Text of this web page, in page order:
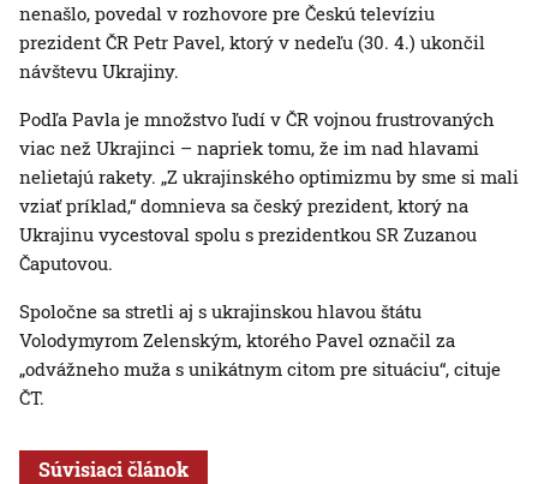
nenašlo, povedal v rozhovore pre Českú televíziu
prezident ČR Petr Pavel, ktorý v nedeľu (30. 4.) ukončil
návštevu Ukrajiny.
Podľa Pavla je množstvo ľudí v ČR vojnou frustrovaných
viac než Ukrajinci – napriek tomu, že im nad hlavami
nelietajú rakety. „Z ukrajinského optimizmu by sme si mali
vziať príklad,“ domnieva sa český prezident, ktorý na
Ukrajinu vycestoval spolu s prezidentkou SR Zuzanou
Čaputovou.
Spoločne sa stretli aj s ukrajinskou hlavou štátu
Volodymyrom Zelenským, ktorého Pavel označil za
„odvážneho muža s unikátnym citom pre situáciu“, cituje
ČT.
Súvisiaci článok